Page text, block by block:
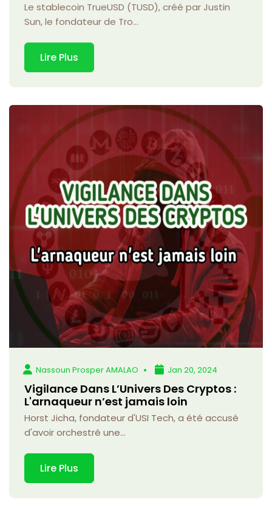
Le stablecoin TrueUSD (TUSD), créé par Justin
Sun, le fondateur de Tro...
Lire Plus
Nassoun Prosper AMALAO Jan 20, 2024
Vigilance Dans L’Univers Des Cryptos :
L'arnaqueur n’est jamais loin
Horst Jicha, fondateur d'USI Tech, a été accusé
d'avoir orchestré une...
Lire Plus